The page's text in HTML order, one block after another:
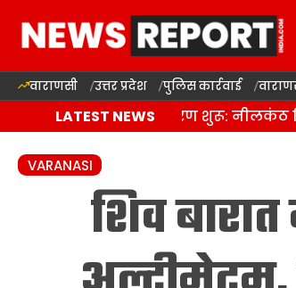
वाराणसी उत्तर प्रदेश पुलिस कार्रवाई
LATEST NEWS
दालमंडी सड़क चौड़ीकरण शुरू: नीलकंठ
VARANASI
शिव